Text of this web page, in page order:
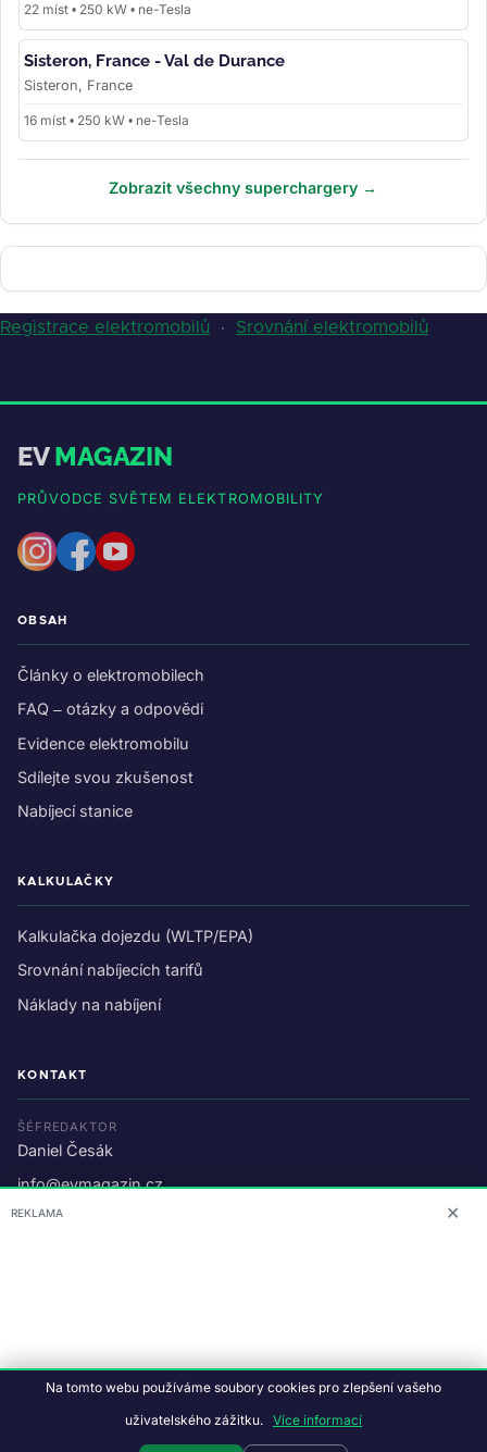
22 míst • 250 kW • ne-Tesla
Sisteron, France - Val de Durance
Sisteron, France
16 míst • 250 kW • ne-Tesla
Zobrazit všechny superchargery →
Registrace elektromobilů · Srovnání elektromobilů
EVMAGAZIN
PRŮVODCE SVĚTEM ELEKTROMOBILITY
OBSAH
Články o elektromobilech
FAQ – otázky a odpovědi
Evidence elektromobilu
Sdílejte svou zkušenost
Nabíjecí stanice
KALKULAČKY
Kalkulačka dojezdu (WLTP/EPA)
Srovnání nabíjecích tarifů
Náklady na nabíjení
KONTAKT
ŠÉFREDAKTOR
Daniel Česák
info@evmagazin.cz
O nás
© 2026 EV Magazin.Podmínky a ochrana dat.
Studiografix
REKLAMA ✕
Na tomto webu používáme soubory cookies pro zlepšení vašeho
uživatelského zážitku. Více informací